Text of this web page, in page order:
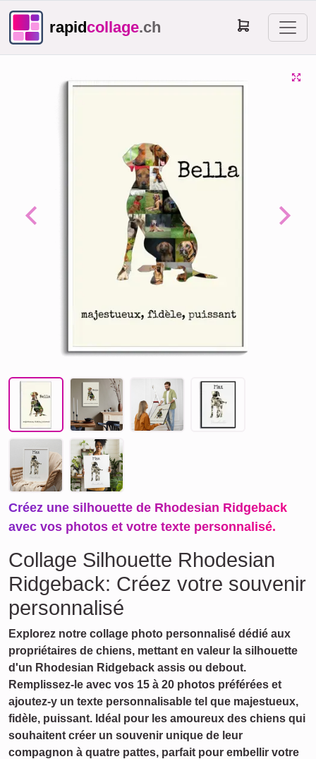
rapidcollage.ch
Previous Next
Créez une silhouette de Rhodesian Ridgeback
avec vos photos et votre texte personnalisé.
Collage Silhouette Rhodesian
Ridgeback: Créez votre souvenir
personnalisé
Explorez notre collage photo personnalisé dédié aux
propriétaires de chiens, mettant en valeur la silhouette
d'un Rhodesian Ridgeback assis ou debout.
Remplissez-le avec vos 15 à 20 photos préférées et
ajoutez-y un texte personnalisable tel que majestueux,
fidèle, puissant. Idéal pour les amoureux des chiens qui
souhaitent créer un souvenir unique de leur
compagnon à quatre pattes, parfait pour embellir votre